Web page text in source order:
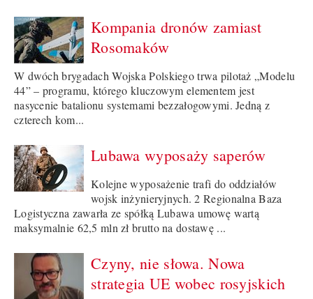
Kompania dronów zamiast
Rosomaków
W dwóch brygadach Wojska Polskiego trwa pilotaż „Modelu
44” – programu, którego kluczowym elementem jest
nasycenie batalionu systemami bezzałogowymi. Jedną z
czterech kom...
Lubawa wyposaży saperów
Kolejne wyposażenie trafi do oddziałów
wojsk inżynieryjnych. 2 Regionalna Baza
Logistyczna zawarła ze spółką Lubawa umowę wartą
maksymalnie 62,5 mln zł brutto na dostawę ...
Czyny, nie słowa. Nowa
strategia UE wobec rosyjskich